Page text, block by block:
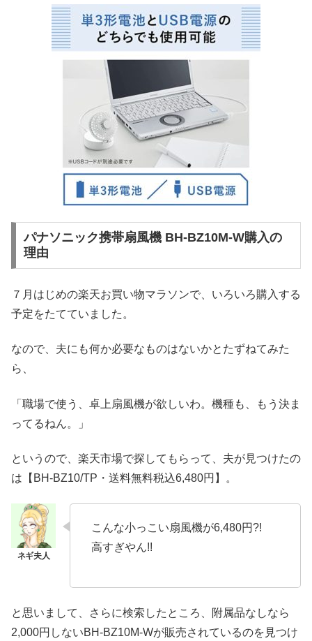
パナソニック携帯扇風機 BH-BZ10M-W購入の
理由
７月はじめの楽天お買い物マラソンで、いろいろ購入する
予定をたてていました。
なので、夫にも何か必要なものはないかとたずねてみた
ら、
「職場で使う、卓上扇風機が欲しいわ。機種も、もう決ま
ってるねん。」
というので、楽天市場で探してもらって、夫が見つけたの
は【BH-BZ10/TP・送料無料税込6,480円】。
こんな小っこい扇風機が6,480円?!
高すぎやん!!
と思いまして、さらに検索したところ、附属品なしなら
2,000円しないBH-BZ10M-Wが販売されているのを見つけ